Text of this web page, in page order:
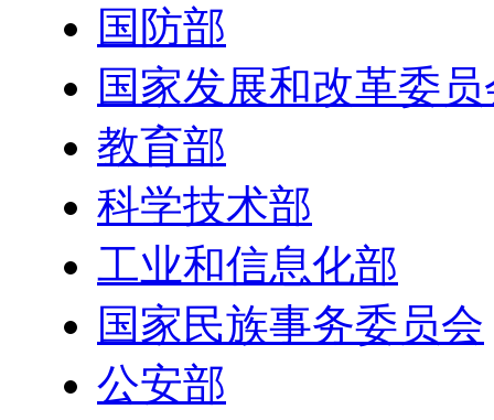
国防部
国家发展和改革委
教育部
科学技术部
工业和信息化部
国家民族事务委员会
公安部